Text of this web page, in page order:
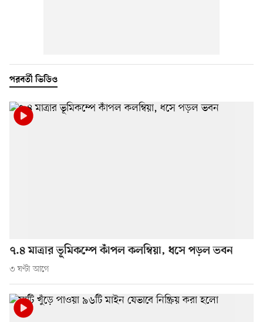
পরবর্তী ভিডিও
৭.৪ মাত্রার ভূমিকম্পে কাঁপল কলম্বিয়া, ধসে পড়ল ভবন
৩ ঘণ্টা আগে